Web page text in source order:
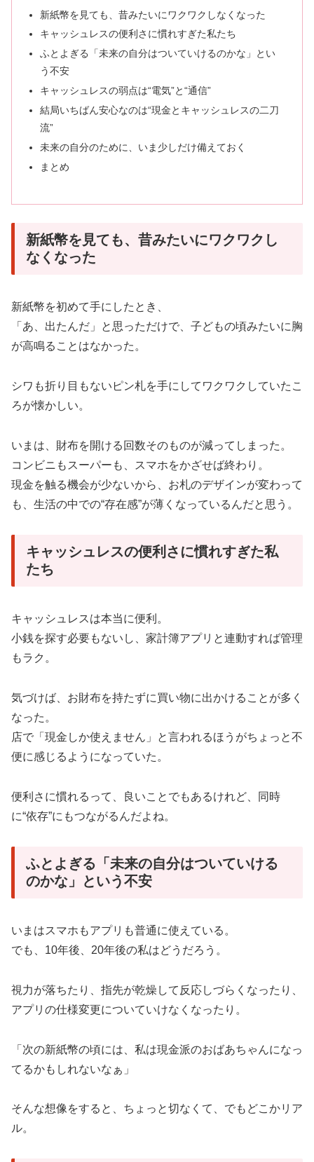
新紙幣を見ても、昔みたいにワクワクしなくなった
キャッシュレスの便利さに慣れすぎた私たち
ふとよぎる「未来の自分はついていけるのかな」とい
う不安
キャッシュレスの弱点は“電気”と“通信”
結局いちばん安心なのは“現金とキャッシュレスの二刀
流”
未来の自分のために、いま少しだけ備えておく
まとめ
新紙幣を見ても、昔みたいにワクワクし
なくなった
新紙幣を初めて手にしたとき、
「あ、出たんだ」と思っただけで、子どもの頃みたいに胸
が高鳴ることはなかった。
シワも折り目もないピン札を手にしてワクワクしていたこ
ろが懐かしい。
いまは、財布を開ける回数そのものが減ってしまった。
コンビニもスーパーも、スマホをかざせば終わり。
現金を触る機会が少ないから、お札のデザインが変わって
も、生活の中での“存在感”が薄くなっているんだと思う。
キャッシュレスの便利さに慣れすぎた私
たち
キャッシュレスは本当に便利。
小銭を探す必要もないし、家計簿アプリと連動すれば管理
もラク。
気づけば、お財布を持たずに買い物に出かけることが多く
なった。
店で「現金しか使えません」と言われるほうがちょっと不
便に感じるようになっていた。
便利さに慣れるって、良いことでもあるけれど、同時
に“依存”にもつながるんだよね。
ふとよぎる「未来の自分はついていける
のかな」という不安
いまはスマホもアプリも普通に使えている。
でも、10年後、20年後の私はどうだろう。
視力が落ちたり、指先が乾燥して反応しづらくなったり、
アプリの仕様変更についていけなくなったり。
「次の新紙幣の頃には、私は現金派のおばあちゃんになっ
てるかもしれないなぁ」
そんな想像をすると、ちょっと切なくて、でもどこかリア
ル。